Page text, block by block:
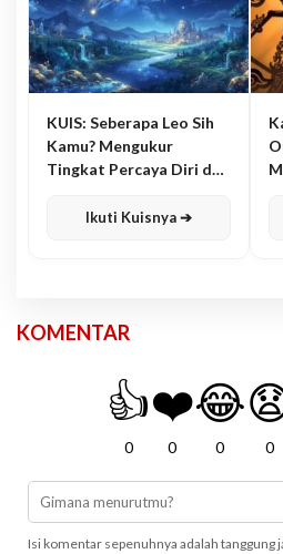
KUIS: Seberapa Leo Sih
Kamu? Mengukur
Tingkat Percaya Diri dan
Ikuti Kuisnya ➔
KOMENTAR
👍
0
❤️
0
😂
0 0
Isi komentar sepenuhnya adalah tanggung